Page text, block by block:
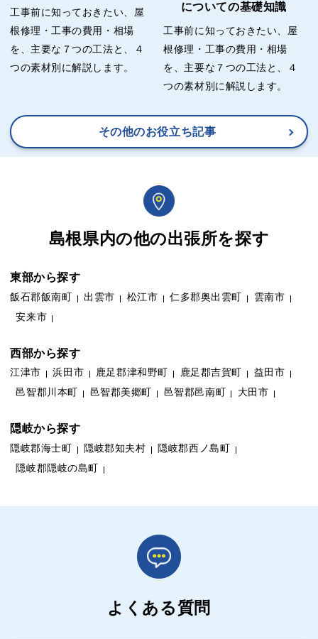
工事前に知っておきたい、屋
根修理・工事の費用・相場
を、主要な７つの工法と、４
つの素材別に解説します。
についての基礎知識
工事前に知っておきたい、屋
根修理・工事の費用・相場
を、主要な７つの工法と、４
つの素材別に解説します。
その他のお役立ち記事
島根県内の他の出張所を探す
東部から探す
飯石郡飯南町 出雲市 松江市 仁多郡奥出雲町
雲南市
安来市
西部から探す
江津市 浜田市 鹿足郡津和野町 鹿足郡吉賀町
益田市
邑智郡川本町
邑智郡美郷町 邑智郡邑南町 大田市
隠岐から探す
隠岐郡海士町 隠岐郡知夫村
隠岐郡西ノ島町
隠岐郡隠岐の島町
よくある質問